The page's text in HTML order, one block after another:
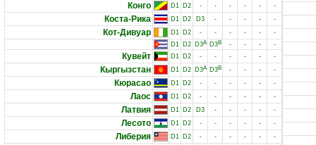
Конго D1 D2 - - - - - -
Коста-Рика D1 D2 D3 - - - - -
Кот-Дивуар D1 D2 - - - - -
-
D1 D2 D3A D3B - - - -
Кувейт D1 D2 - - - - - -
Кыргызстан D1 D2 D3A D3B - - - -
Кюрасао D1 D2 - - - - - -
Лаос D1 D2 - - - - - -
Латвия D1 D2 D3 - - - - -
Лесото D1 D2 - - - - - -
Либерия D1 D2 - - - - - -